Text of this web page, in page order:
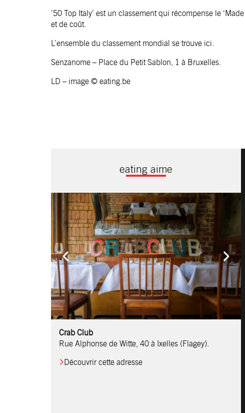
’50 Top Italy’ est un classement qui récompense le
et de coût.
L’ensemble du classement mondial se trouve ici.
Senzanome – Place du Petit Sablon, 1 à Bruxelles.
LD – image © eating.be
eating aime
Comptoir Chouchou
Crab Club
Rue Alphonse de Witte, 40 à Ixelles (Flagey).
Découvrir cette adresse
OM Restaurant
Table & Comptoir
Le Relais d’Orti
Studio 97
Löctave Restaurant
F-eat Restaurant
L’Art des Mets
Restaurant Harmonie
La Table de Jean